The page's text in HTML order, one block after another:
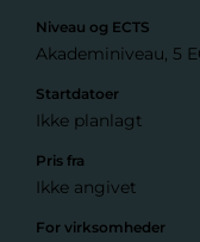
Niveau og ECTS
Akademiniveau, 5
Startdatoer
Ikke planlagt
Pris fra
Ikke angivet
For virksomheder